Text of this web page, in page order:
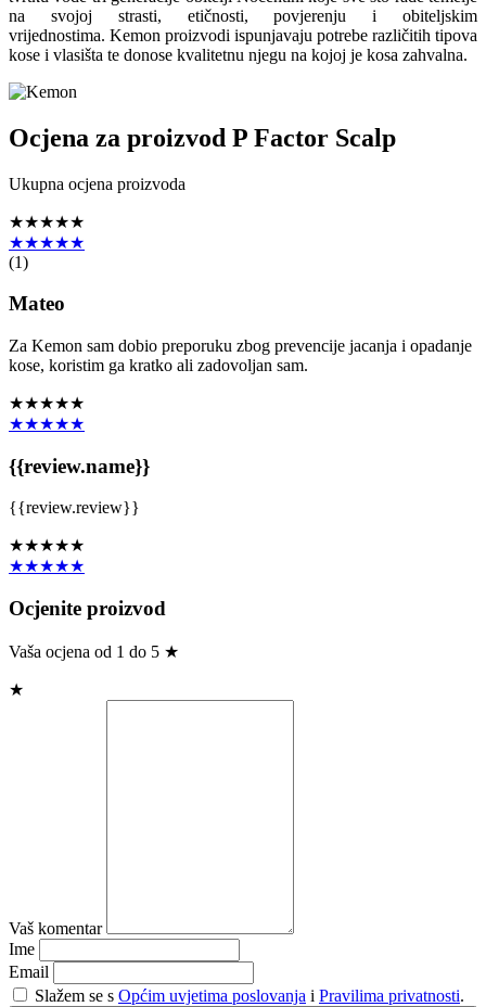
na svojoj strasti, etičnosti, povjerenju i obiteljskim
vrijednostima. Kemon proizvodi ispunjavaju potrebe različitih tipova
kose i vlasišta te donose kvalitetnu njegu na kojoj je kosa zahvalna.
Ocjena za proizvod P Factor Scalp
Ukupna ocjena proizvoda
★★★★★
★★★★★
(1)
Mateo
Za Kemon sam dobio preporuku zbog prevencije jacanja i opadanje
kose, koristim ga kratko ali zadovoljan sam.
★★★★★
★★★★★
{{review.name}}
{{review.review}}
★★★★★
★★★★★
Ocjenite proizvod
Vaša ocjena od 1 do 5 ★
★
Vaš komentar
Ime
Email
Slažem se s Općim uvjetima poslovanja i Pravilima privatnosti.